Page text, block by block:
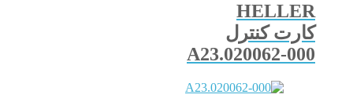
HELLER
کارت کنترل
A23.020062-000